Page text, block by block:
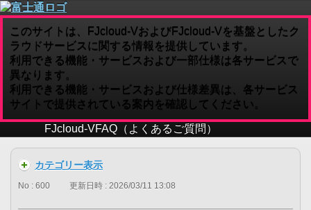
このサイトは、FJcloud-VおよびFJcloud-Vを基盤としたク
ラウドサービスに関する情報を提供しています。
利用できる機能・サービスおよび一部仕様は各サービスで
異なります。
利用できる機能・サービスおよび仕様差異は、各サービス
サイトで提供されている案内を確認してください。
FJcloud-VFAQ（よくあるご質問）
カテゴリー表示
No : 600 更新日時 : 2026/03/11 13:08